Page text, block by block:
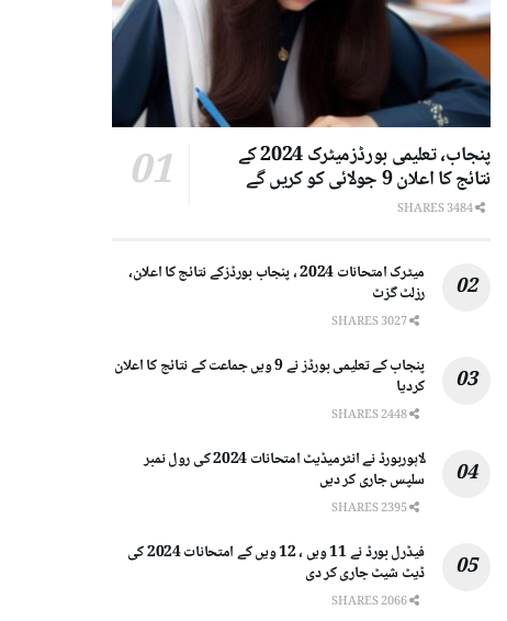
پنجاب، تعلیمی بورڈزمیٹرک 2024 کے
نتائج کا اعلان 9 جولائی کو کریں گے
میٹرک امتحانات 2024 ، پنجاب بورڈزکے نتائج کا اعلان،
رزلٹ گزٹ
پنجاب کے تعلیمی بورڈز نے 9 ویں جماعت کے نتائج کا اعلان
کردیا
لاہوربورڈ نے انٹرمیڈیٹ امتحانات 2024 کی رول نمبر
سلپس جاری کر دیں
فیڈرل بورڈ نے 11 ویں ، 12 ویں کے امتحانات 2024 کی
ڈیٹ شیٹ جاری کر دی